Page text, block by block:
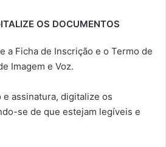
OS DOCUMENTOS
a Ficha de Inscrição e o Termo de
Imagem e Voz.
assinatura, digitalize os
se de que estejam legíveis e